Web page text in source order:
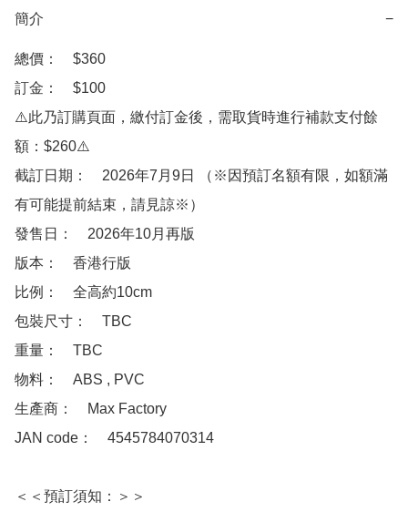
簡介 −
總價：　$360
訂金：　$100
⚠️此乃訂購頁面，繳付訂金後，需取貨時進行補款支付餘
額：$260⚠️
截訂日期：　2026年7月9日 （※因預訂名額有限，如額滿
有可能提前結束，請見諒※）
發售日：　2026年10月再版
版本：　香港行版
比例：　全高約10cm
包裝尺寸：　TBC
重量：　TBC
物料：　ABS , PVC
生產商：　Max Factory
JAN code：　4545784070314
＜＜預訂須知：＞＞